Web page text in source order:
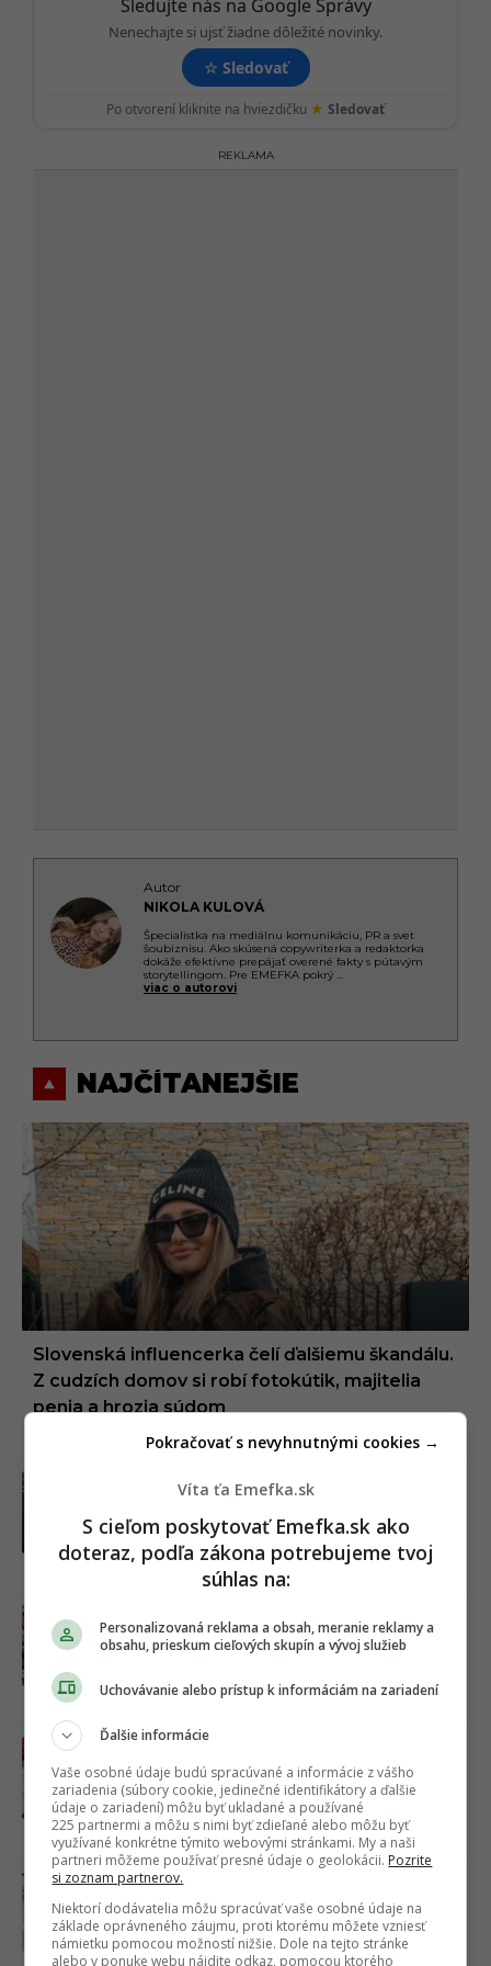
Sledujte nás na Google Správy
Nenechajte si ujsť žiadne dôležité novinky.
☆ Sledovať
Po otvorení kliknite na hviezdičku ★ Sledovať
REKLAMA
Autor
NIKOLA KULOVÁ
Špecialistka na mediálnu komunikáciu, PR a svet
šoubiznisu. Ako skúsená copywriterka a redaktorka
dokáže efektívne prepájať overené fakty s pútavým
storytellingom. Pre EMEFKA pokrý ...
viac o autorovi
NAJČÍTANEJŠIE
Slovenská influencerka čelí ďalšiemu škandálu.
Z cudzích domov si robí fotokútik, majitelia
penia a hrozia súdom
Horúca kauza Mariána Gáboríka je v
spôsobom vyjadrila aj jeho manželka
Ivana
Včera 15:14
videu s Gáboríkom čelí brutálnym
vyhrážkam a útokom
okolo Gáboríka nekončí, unikli nové
správy, ktoré sa diali za oponou
škandálu z VIP zóny
04.08.2026
Garancia zlomeného srdca. Mužov s
týmito menami si rovno zablokuj, sú
zárukou toxického vzťahu
Víta ťa Emefka.sk
S cieľom poskytovať Emefka.sk ako
doteraz, podľa zákona potrebujeme tvoj
súhlas na:
Personalizovaná reklama a obsah, meranie reklamy a
obsahu, prieskum cieľových skupín a vývoj služieb
Uchovávanie alebo prístup k informáciám na zariadení
Ďalšie informácie
Vaše osobné údaje budú spracúvané a informácie z vášho
zariadenia (súbory cookie, jedinečné identifikátory a ďalšie
údaje o zariadení) môžu byť ukladané a používané
225 partnermi a môžu s nimi byť zdieľané alebo môžu byť
využívané konkrétne týmito webovými stránkami. My a naši
partneri môžeme používať presné údaje o geolokácii. Pozrite
si zoznam partnerov.
Niektorí dodávatelia môžu spracúvať vaše osobné údaje na
základe oprávneného záujmu, proti ktorému môžete vzniesť
námietku pomocou možností nižšie. Dole na tejto stránke
alebo v ponuke webu nájdite odkaz, pomocou ktorého
Pokračovať s nevyhnutnými cookies →